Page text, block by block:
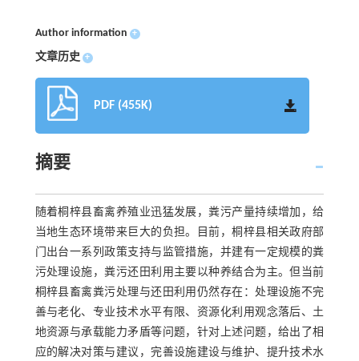
Author information +
文章历史 +
PDF (455K)
摘要
随着桐梓县畜禽养殖业迅猛发展，粪污产量持续增加，给
当地生态环境带来巨大的负担。目前，桐梓县相关政府部
门出台一系列政策支持与监管措施，并建有一定规模的粪
污处理设施，粪污还田利用主要以种养结合为主。但当前
桐梓县畜禽粪污处理与还田利用仍然存在：处理设施不完
善与老化、专业技术水平有限、资源化利用观念落后、土
地资源与承载能力矛盾等问题，针对上述问题，给出了相
应的解决对策与建议，完善设施建设与维护、提升技术水